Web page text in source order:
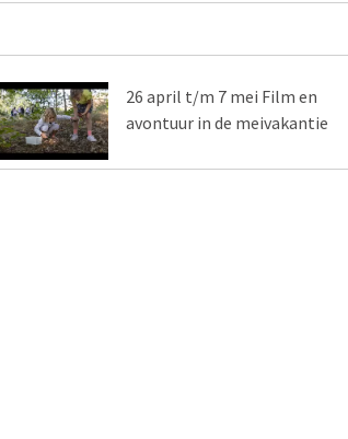
26 april t/m 7 mei Film en
avontuur in de meivakantie